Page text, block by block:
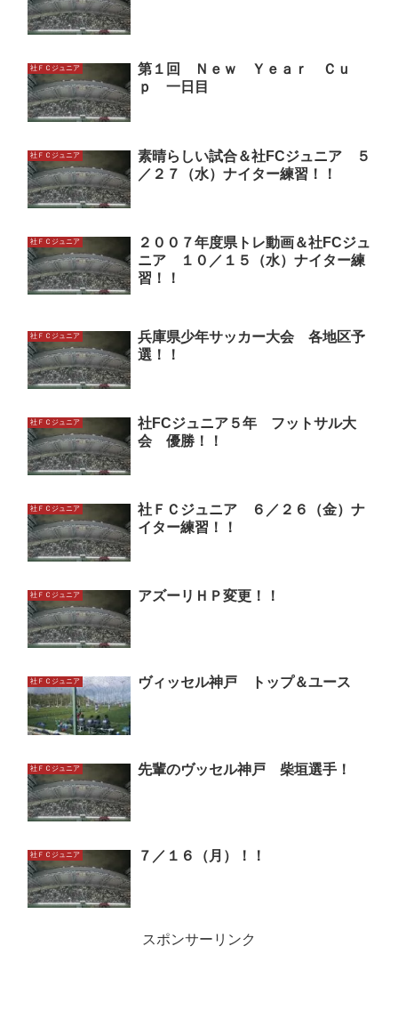
社ＦＣジュニア
第１回 Ｎｅｗ Ｙｅａｒ Ｃｕ
ｐ 一日目
社ＦＣジュニア
素晴らしい試合＆社FCジュニア ５
／２７（水）ナイター練習！！
社ＦＣジュニア
２００７年度県トレ動画＆社FCジュ
ニア １０／１５（水）ナイター練
習！！
社ＦＣジュニア
兵庫県少年サッカー大会 各地区予
選！！
社ＦＣジュニア
社FCジュニア５年 フットサル大
会 優勝！！
社ＦＣジュニア
社ＦＣジュニア ６／２６（金）ナ
イター練習！！
社ＦＣジュニア アズーリＨＰ変更！！
社ＦＣジュニア ヴィッセル神戸 トップ＆ユース
社ＦＣジュニア 先輩のヴッセル神戸 柴垣選手！
社ＦＣジュニア ７／１６（月）！！
スポンサーリンク